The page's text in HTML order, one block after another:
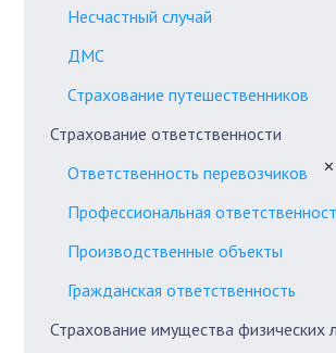
Несчастный случай
ДМС
Страхование путешественников
Страхование ответственности
Ответственность перевозчиков
✕
Профессиональная
Производственные объекты
Гражданская ответственность
Страхование имущества физических